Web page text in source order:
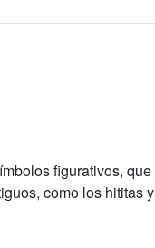
figurativos, que
como los hititas y